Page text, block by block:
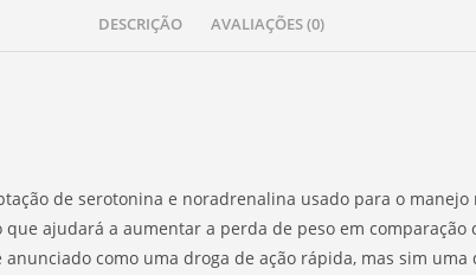
DESCRIÇÃO AVALIAÇÕES (0)
de serotonina e noradrenalina usado para o
ajudará a aumentar a perda de peso em
como uma droga de ação rápida, mas sim